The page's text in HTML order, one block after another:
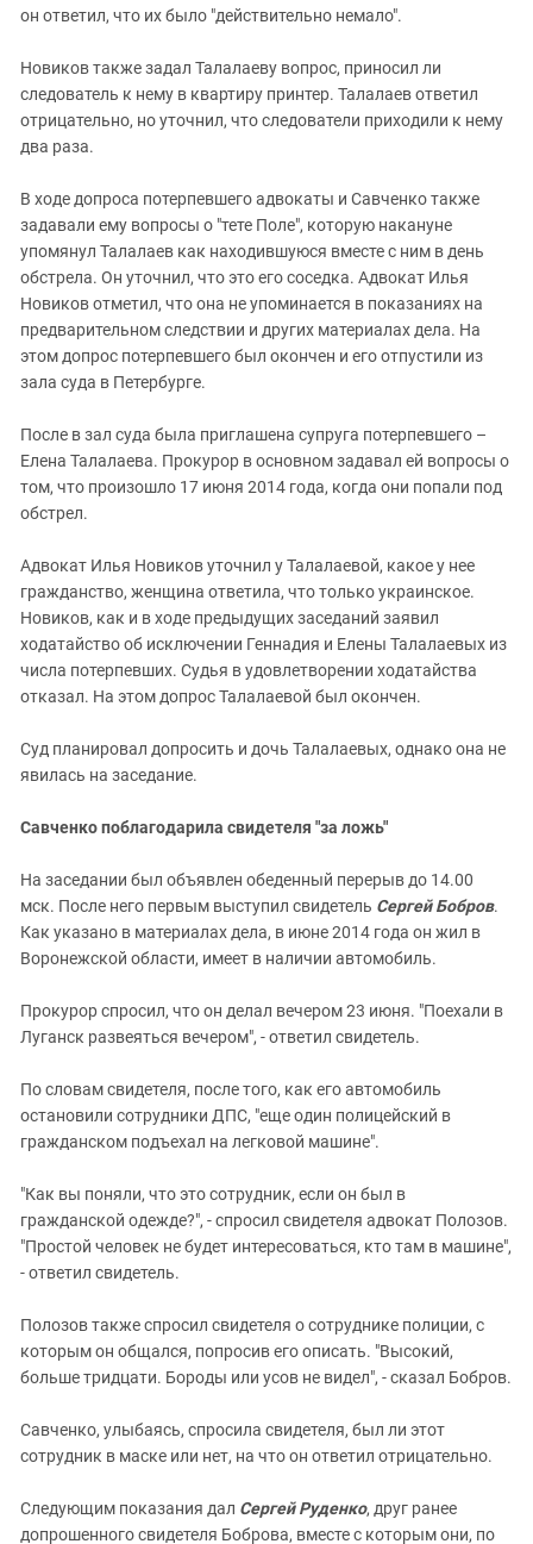
он ответил, что их было "действительно немало".
Новиков также задал Талалаеву вопрос, приносил ли
следователь к нему в квартиру принтер. Талалаев ответил
отрицательно, но уточнил, что следователи приходили к нему
два раза.
В ходе допроса потерпевшего адвокаты и Савченко также
задавали ему вопросы о "тете Поле", которую накануне
упомянул Талалаев как находившуюся вместе с ним в день
обстрела. Он уточнил, что это его соседка. Адвокат Илья
Новиков отметил, что она не упоминается в показаниях на
предварительном следствии и других материалах дела. На
этом допрос потерпевшего был окончен и его отпустили из
зала суда в Петербурге.
После в зал суда была приглашена супруга потерпевшего –
Елена Талалаева. Прокурор в основном задавал ей вопросы о
том, что произошло 17 июня 2014 года, когда они попали под
обстрел.
Адвокат Илья Новиков уточнил у Талалаевой, какое у нее
гражданство, женщина ответила, что только украинское.
Новиков, как и в ходе предыдущих заседаний заявил
ходатайство об исключении Геннадия и Елены Талалаевых из
числа потерпевших. Судья в удовлетворении ходатайства
отказал. На этом допрос Талалаевой был окончен.
Суд планировал допросить и дочь Талалаевых, однако она не
явилась на заседание.
Савченко поблагодарила свидетеля "за ложь"
На заседании был объявлен обеденный перерыв до 14.00
мск. После него первым выступил свидетель Сергей Бобров.
Как указано в материалах дела, в июне 2014 года он жил в
Воронежской области, имеет в наличии автомобиль.
Прокурор спросил, что он делал вечером 23 июня. "Поехали в
Луганск развеяться вечером", - ответил свидетель.
По словам свидетеля, после того, как его автомобиль
остановили сотрудники ДПС, "еще один полицейский в
гражданском подъехал на легковой машине".
"Как вы поняли, что это сотрудник, если он был в
гражданской одежде?", - спросил свидетеля адвокат Полозов.
"Простой человек не будет интересоваться, кто там в машине",
- ответил свидетель.
Полозов также спросил свидетеля о сотруднике полиции, с
которым он общался, попросив его описать. "Высокий,
больше тридцати. Бороды или усов не видел", - сказал Бобров.
Савченко, улыбаясь, спросила свидетеля, был ли этот
сотрудник в маске или нет, на что он ответил отрицательно.
Следующим показания дал Сергей Руденко, друг ранее
допрошенного свидетеля Боброва, вместе с которым они, по